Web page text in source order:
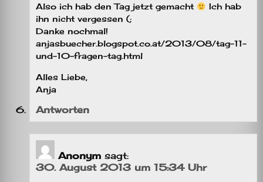
Also ich hab den Tag jetzt gemacht
Ich hab
ihn nicht vergessen (;
Danke nochmal!
anjasbuecher.blogspot.co.at/2013/08/tag-11-
und-10-fragen-tag.html
Alles Liebe,
Anja
Antworten
Anonym sagt:
30. August 2013 um 15:34 Uhr